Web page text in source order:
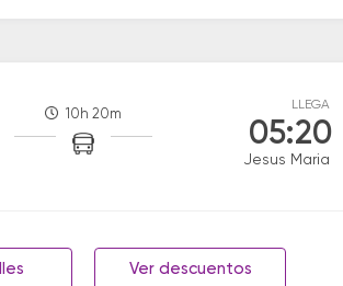
10h 20m
LLEGA
05:20
Jesus Maria
Ver descuentos